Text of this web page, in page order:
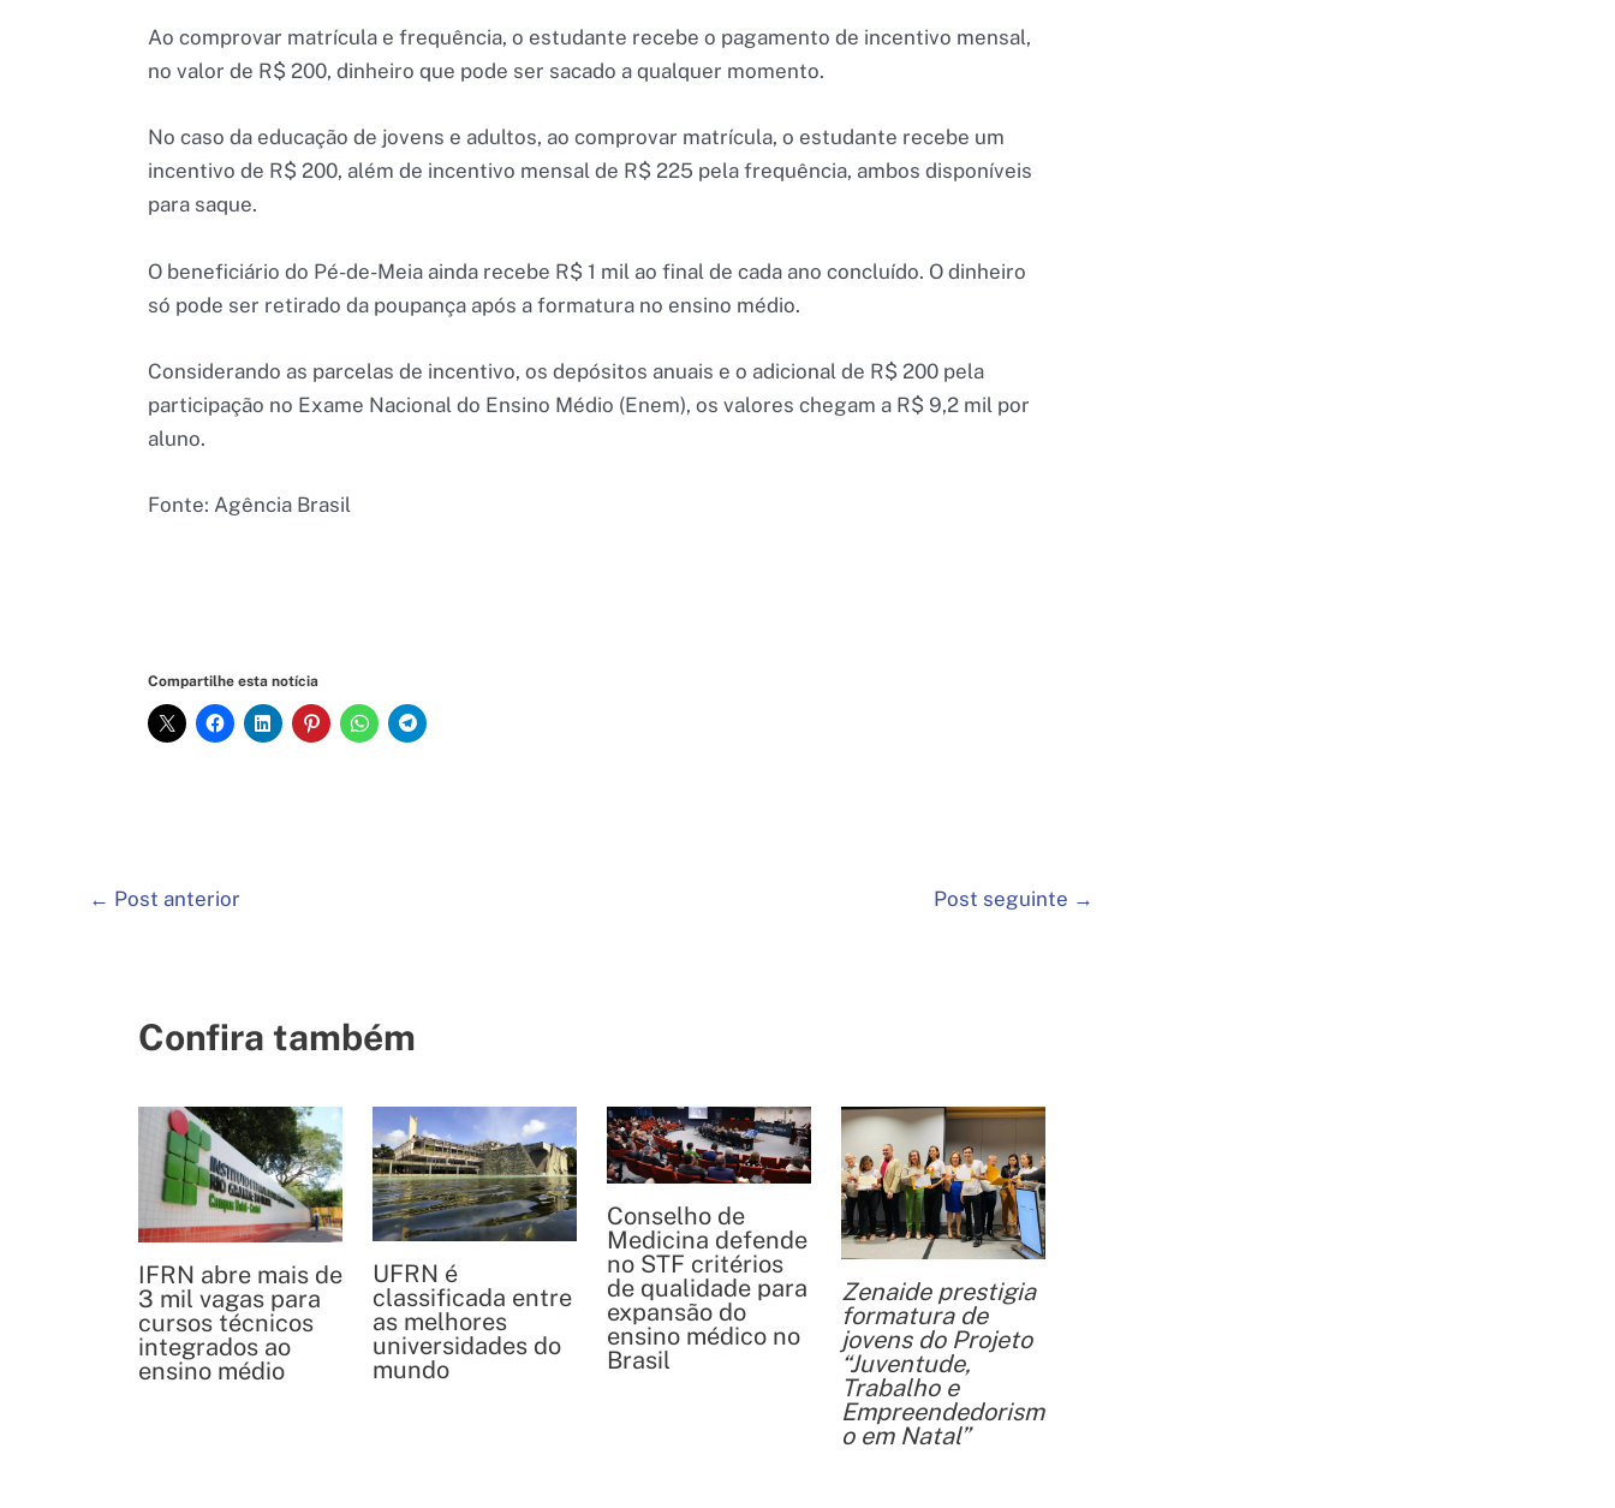
Ao comprovar matrícula e frequência, o estudante recebe o pagamento de incentivo mensal,
no valor de R$ 200, dinheiro que pode ser sacado a qualquer momento.
No caso da educação de jovens e adultos, ao comprovar matrícula, o estudante recebe um
incentivo de R$ 200, além de incentivo mensal de R$ 225 pela frequência, ambos disponíveis
para saque.
O beneficiário do Pé-de-Meia ainda recebe R$ 1 mil ao final de cada ano concluído. O dinheiro
só pode ser retirado da poupança após a formatura no ensino médio.
Considerando as parcelas de incentivo, os depósitos anuais e o adicional de R$ 200 pela
participação no Exame Nacional do Ensino Médio (Enem), os valores chegam a R$ 9,2 mil por
aluno.
Fonte: Agência Brasil
Compartilhe esta notícia
← Post anterior Post seguinte →
Confira também
IFRN abre mais de
3 mil vagas para
cursos técnicos
integrados ao
ensino médio
UFRN é
classificada entre
as melhores
universidades do
mundo
Conselho de
Medicina defende
no STF critérios
de qualidade para
expansão do
ensino médico no
Brasil
Zenaide prestigia
formatura de
jovens do Projeto
“Juventude,
Trabalho e
Empreendedorism
o em Natal”